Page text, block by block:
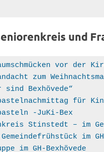
und
Tannenbaumschmücken vor der
Adventsandacht zum
mit „Wir sind Bexhövede“
14.00	Adventsbastelnachmittag
Adventsbasteln -JuKi-Bex
Seniorenkreis Stinstedt –
Gemeindefrühstück im
15.00	Spinngruppe im GH-Bexhövede